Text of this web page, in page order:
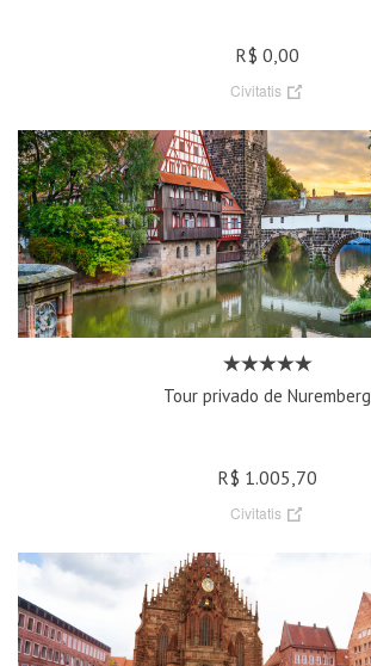
R$ 0,00
Civitatis
Tour privado de Nuremberg
R$ 1.005,70
Civitatis